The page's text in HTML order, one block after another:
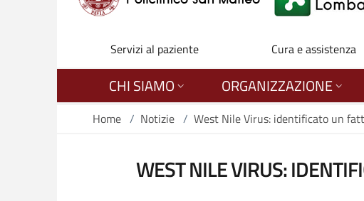
Servizi al paziente Cura e assistenza
CHI SIAMO ORGANIZZAZIONE
Home / Notizie / West Nile Virus: identificato un
WEST NILE VIRUS: